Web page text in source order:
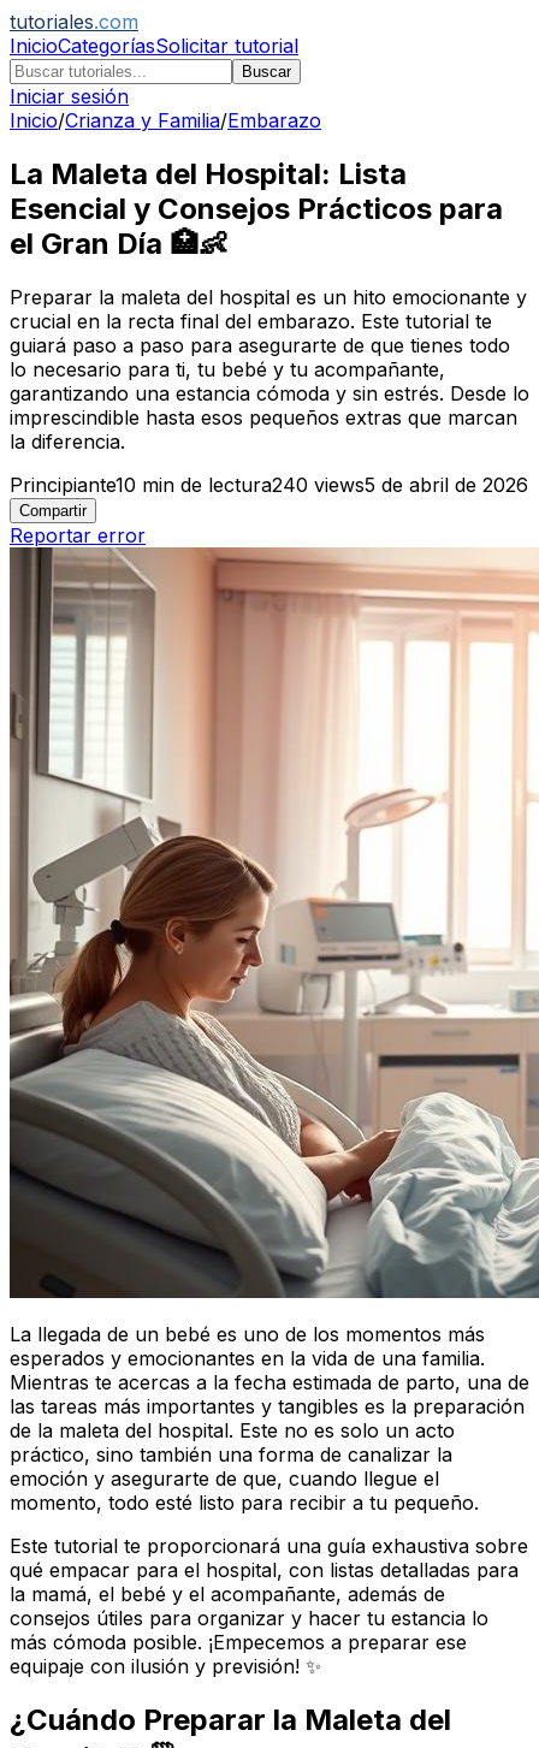
tutoriales.com
InicioCategoríasSolicitar tutorial
Buscar
Iniciar sesión
Inicio/Crianza y Familia/Embarazo
La Maleta del Hospital: Lista
Esencial y Consejos Prácticos para
el Gran Día 🏥👶
Preparar la maleta del hospital es un hito emocionante y
crucial en la recta final del embarazo. Este tutorial te
guiará paso a paso para asegurarte de que tienes todo
lo necesario para ti, tu bebé y tu acompañante,
garantizando una estancia cómoda y sin estrés. Desde lo
imprescindible hasta esos pequeños extras que marcan
la diferencia.
Principiante10 min de lectura240 views5 de abril de 2026
Compartir
Reportar error
La llegada de un bebé es uno de los momentos más
esperados y emocionantes en la vida de una familia.
Mientras te acercas a la fecha estimada de parto, una de
las tareas más importantes y tangibles es la preparación
de la maleta del hospital. Este no es solo un acto
práctico, sino también una forma de canalizar la
emoción y asegurarte de que, cuando llegue el
momento, todo esté listo para recibir a tu pequeño.
Este tutorial te proporcionará una guía exhaustiva sobre
qué empacar para el hospital, con listas detalladas para
la mamá, el bebé y el acompañante, además de
consejos útiles para organizar y hacer tu estancia lo
más cómoda posible. ¡Empecemos a preparar ese
equipaje con ilusión y previsión! ✨
¿Cuándo Preparar la Maleta del